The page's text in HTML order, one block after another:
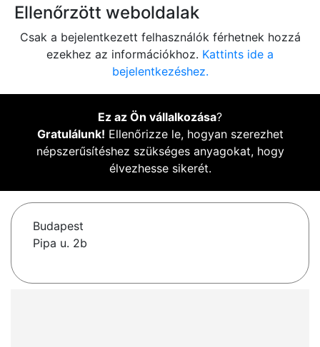
Ellenőrzött weboldalak
Csak a bejelentkezett felhasználók férhetnek hozzá
ezekhez az információkhoz. Kattints ide a
bejelentkezéshez.
Ez az Ön vállalkozása?
Gratulálunk! Ellenőrizze le, hogyan szerezhet
népszerűsítéshez szükséges anyagokat, hogy
élvezhesse sikerét.
Budapest
Pipa u. 2b